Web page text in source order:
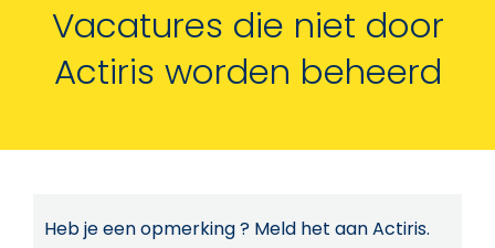
Vacatures die niet door
Actiris worden beheerd
Heb je een opmerking ? Meld het aan Actiris.